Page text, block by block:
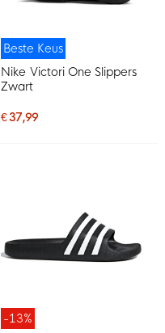
Beste Keus
Nike Victori One Slippers
Zwart
€ 37,99
-13%